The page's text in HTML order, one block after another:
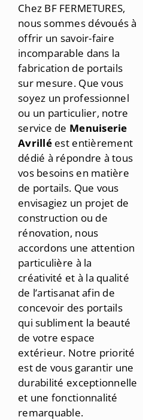
Chez BF FERMETURES,
nous sommes dévoués à
offrir un savoir-faire
incomparable dans la
fabrication de portails
sur mesure. Que vous
soyez un professionnel
ou un particulier, notre
service de Menuiserie
Avrilléest entièrement
dédié à répondre à tous
vos besoins en matière
de portails. Que vous
envisagiez un projet de
construction ou de
rénovation, nous
accordons une attention
particulière à la
créativité et à la qualité
de l’artisanat afin de
concevoir des portails
qui subliment la beauté
de votre espace
extérieur. Notre priorité
est de vous garantir une
durabilité exceptionnelle
et une fonctionnalité
remarquable.